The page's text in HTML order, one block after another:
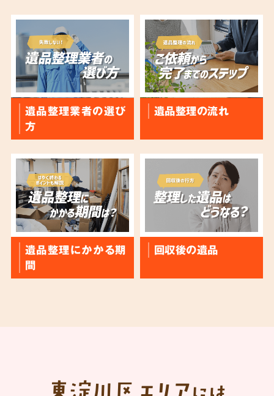
遺品整理業者の選び
方
遺品整理の流れ
遺品整理にかかる期
間
回収後の遺品
東淀川区 エリア には